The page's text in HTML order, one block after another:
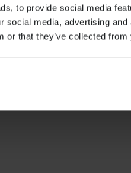
to provide social media
social media, advertising
or that they’ve collected